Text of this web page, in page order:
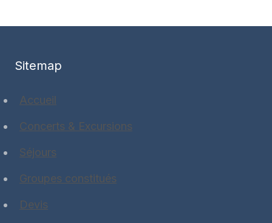
Sitemap
Accueil
Concerts & Excursions
Séjours
Groupes constitués
Devis